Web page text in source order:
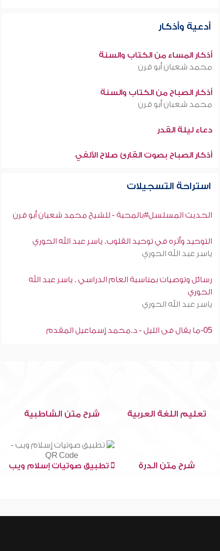
أدعية وأذكار
أذكار المساء من الكتاب والسنة
محمد شعبان أبو قرن
أذكار الصباح من الكتاب والسنة
محمد شعبان أبو قرن
دعاء ليلة القدر
أذكار الصباح بصوت القارئ صلاح الألفي
استراحة التسجيلات
الحديث المسلسل#بالمحبة - للشيخ محمد شعبان أبو قرن
التوحيد وأثره في توحيد القلوب. ياسر عبد الله الحوري
ياسر عبد الله الحوري
رسائل وتوصيات بمناسبة العام الدراسي . ياسر عبد الله
الحوري
ياسر عبد الله الحوري
05-ما يقال فى الليل - د.محمد إسماعيل المقدم
تعليم اللغة العربية شرح متن الشاطبية
شرح متن الدرة تطبيق صوتيات إسلام ويب